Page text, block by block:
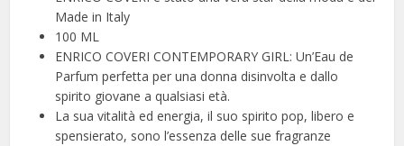
Made in Italy
100 ML
ENRICO COVERI CONTEMPORARY GIRL: Un’Eau de
Parfum perfetta per una donna disinvolta e dallo
spirito giovane a qualsiasi età.
La sua vitalità ed energia, il suo spirito pop, libero e
spensierato, sono l’essenza delle sue fragranze